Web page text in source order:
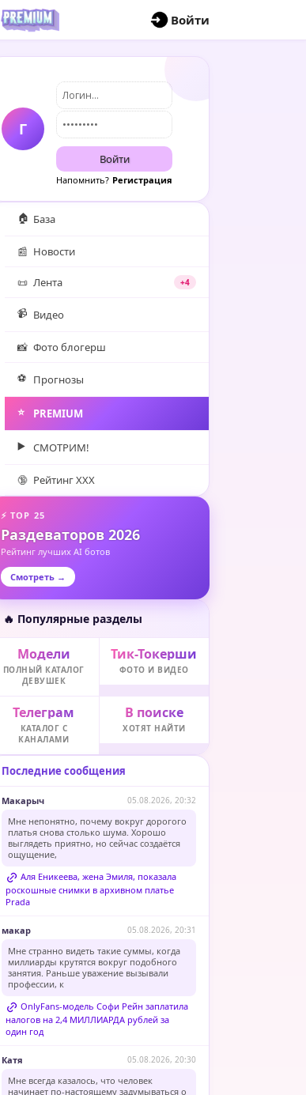
Войти
Г
Войти
Напомнить? Регистрация
🏠 База
📰 Новости
📜 Лента +4
📹 Видео
📸 Фото блогерш
⚽️ Прогнозы
⭐️ PREMIUM
▶️ СМОТРИМ!
🔞 Рейтинг XXX
⚡ TOP 25
Раздеваторов 2026
Рейтинг лучших AI ботов
Смотреть →
🔥 Популярные разделы
Модели
ПОЛНЫЙ КАТАЛОГ
ДЕВУШЕК
Тик-Токерши
ФОТО И ВИДЕО
Телеграм
КАТАЛОГ С
КАНАЛАМИ
В поиске
ХОТЯТ НАЙТИ
Последние сообщения
Макарыч 05.08.2026, 20:32
Мне непонятно, почему вокруг дорогого
платья снова столько шума. Хорошо
выглядеть приятно, но сейчас создаётся
ощущение,
Аля Еникеева, жена Эмиля, показала
роскошные снимки в архивном платье
Prada
макар 05.08.2026, 20:31
Мне странно видеть такие суммы, когда
миллиарды крутятся вокруг подобного
занятия. Раньше уважение вызывали
профессии, к
OnlyFans-модель Софи Рейн заплатила
налогов на 2,4 МИЛЛИАРДА рублей за
один год
Катя 05.08.2026, 20:30
Мне всегда казалось, что человек
начинает по-настоящему задумываться о